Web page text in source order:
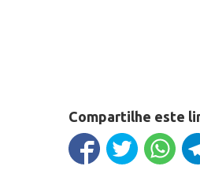
Compartilhe este